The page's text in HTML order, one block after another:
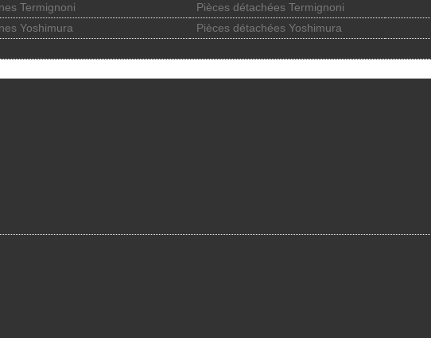
Termignoni
Yoshimura
Pièces détachées Termignoni
Pièces détachées Yoshimura